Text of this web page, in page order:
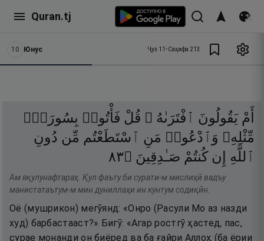
Quran.tj
10 Юнус Ҷуз 11 •Саҳифа 213
أَمْ يَقُولُونَ ٱفْتَرَىٰهُ ۖ قُلْ فَأْتُوا۟ بِسُورَةٍۢ
مِّثْلِهِۦ وَٱدْعُوا۟ مَنِ ٱسْتَطَعْتُم مِّن دُونِ
ٱللَّهِ
إِن كُنتُمْ صَـٰدِقِينَ ۝٣٨
Ам яқулунафтараҳ. Қул фаъту би сурати-м мислиҳӣ вадъу
манистатаътум-м мин дуниллаҳи ин кунтум содиқӣн.
Оё (мушрикон) мегӯянд: «Онро (Расули Мо аз назди
худ) барбастааст?» Бигӯ: «Агар ростгӯ ҳастед, пас,
сурае монанди он биёред ва ба ғайри Аллоҳ (ба ёрии